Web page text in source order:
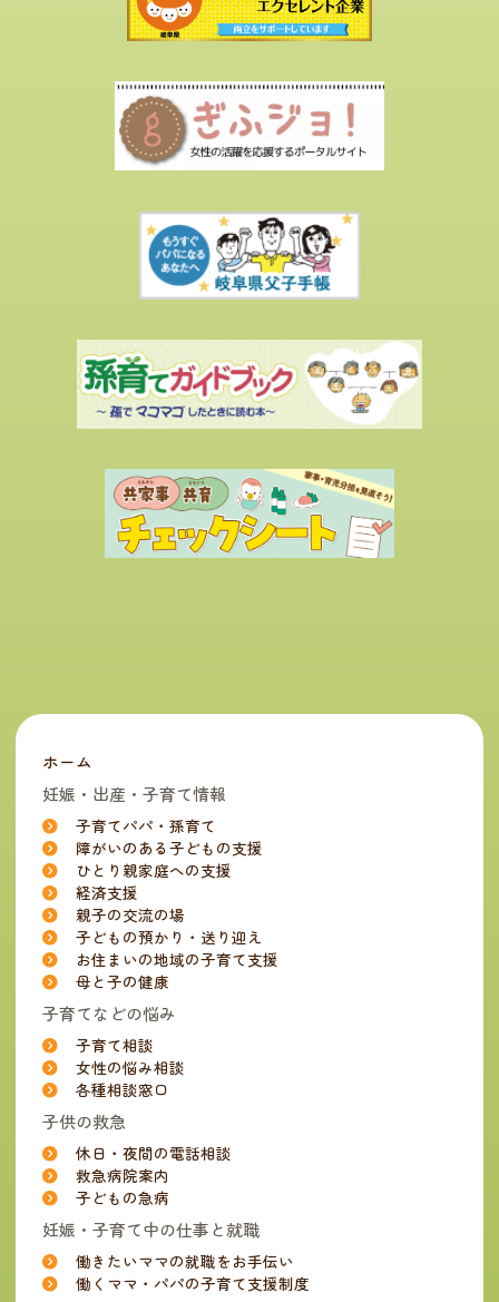
ホーム
妊娠・出産・子育て情報
子育てパパ・孫育て
障がいのある子どもの支援
ひとり親家庭への支援
経済支援
親子の交流の場
子どもの預かり・送り迎え
お住まいの地域の子育て支援
母と子の健康
子育てなどの悩み
子育て相談
女性の悩み相談
各種相談窓口
子供の救急
休日・夜間の電話相談
救急病院案内
子どもの急病
妊娠・子育て中の仕事と就職
働きたいママの就職をお手伝い
働くママ・パパの子育て支援制度